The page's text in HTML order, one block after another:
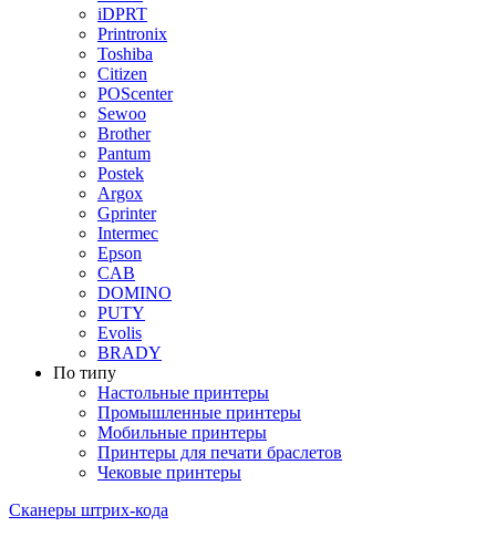
iDPRT
Printronix
Toshiba
Citizen
POScenter
Sewoo
Brother
Pantum
Postek
Argox
Gprinter
Intermec
Epson
CAB
DOMINO
PUTY
Evolis
BRADY
По типу
Настольные принтеры
Промышленные принтеры
Мобильные принтеры
Принтеры для печати браслетов
Чековые принтеры
Сканеры штрих-кода